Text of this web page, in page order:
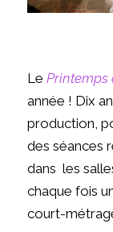
Le Printemps
année ! Dix
production,
des séances
dans les
chaque fois
court-